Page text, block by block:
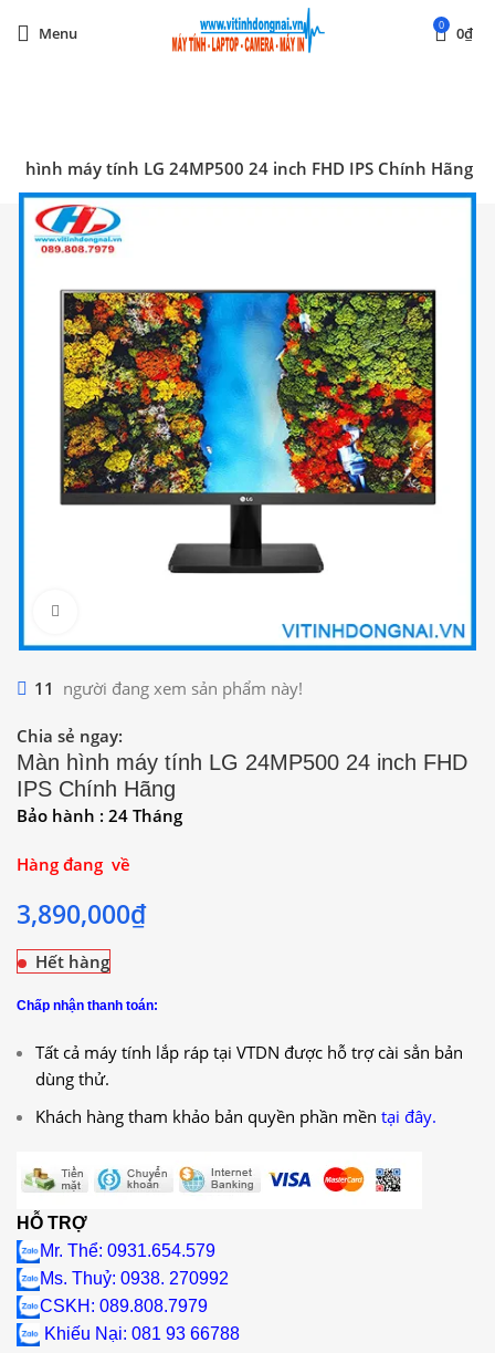
Menu 0 0₫
hình máy tính LG 24MP500 24 inch FHD IPS Chính Hãng
SOLD OUT
11 người đang xem sản phẩm này!
Chia sẻ ngay:
Màn hình máy tính LG 24MP500 24 inch FHD
IPS Chính Hãng
Bảo hành : 24 Tháng
Hàng đang về
3,890,000₫
Hết hàng
Chấp nhận thanh toán:
Tất cả máy tính lắp ráp tại VTDN được hỗ trợ cài sẳn bản
dùng thử.
Khách hàng tham khảo bản quyền phần mền tại đây.
HỖ TRỢ
Mr. Thể: 0931.654.579
Ms. Thuỷ: 0938. 270992
CSKH: 089.808.7979
Khiếu Nại: 081 93 66788